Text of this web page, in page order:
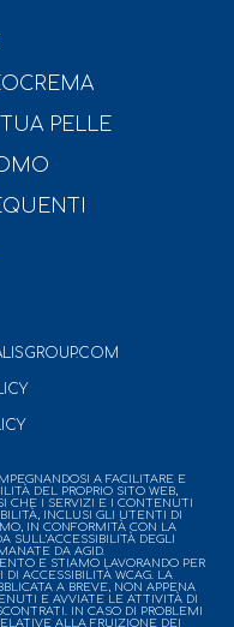
PELLE
A FACILITARE E
DEL PROPRIO SITO WEB,
CHE I SERVIZI E I CONTENUTI
INCLUSI GLI UTENTI DI
IN CONFORMITÀ CON LA
SULL’ACCESSIBILITÀ DEGLI
DA AGID.
E STIAMO LAVORANDO PER
DI ACCESSIBILITÀ WCAG. LA
A BREVE, NON APPENA
E AVVIATE LE ATTIVITÀ DI
IN CASO DI PROBLEMI
ALLA FRUIZIONE DEI